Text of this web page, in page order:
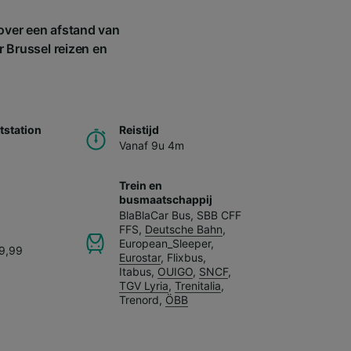
een afstand van
Brussel reizen en
Reistijd
Vanaf 9u 4m
Trein en
busmaatschappij
BlaBlaCar Bus, SBB CFF
FFS, Deutsche Bahn,
European_Sleeper,
Eurostar, Flixbus,
Itabus, OUIGO, SNCF,
TGV Lyria, Trenitalia,
Trenord, ÖBB